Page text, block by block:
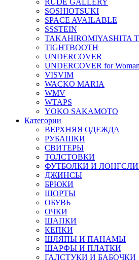
RUDE GALLERY
SOSHIOTSUKI
SPACE AVAILABLE
SSSTEIN
TAKAHIROMIYASHITA
TIGHTBOOTH
UNDERCOVER
UNDERCOVER for Woman
VISVIM
WACKO MARIA
WMV
WTAPS
YOKO SAKAMOTO
Категории
ВЕРХНЯЯ ОДЕЖДА
РУБАШКИ
СВИТЕРЫ
ТОЛСТОВКИ
ФУТБОЛКИ И
ДЖИНСЫ
БРЮКИ
ШОРТЫ
ОБУВЬ
ОЧКИ
ШАПКИ
КЕПКИ
ШЛЯПЫ И ПАНАМЫ
ШАРФЫ И ПЛАТКИ
ГАЛСТУКИ И БАБОЧКИ